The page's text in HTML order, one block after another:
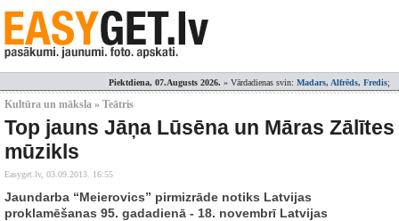
Piektdiena, 07.Augusts 2026. » Vārdadienas svin: Madars, Alfrēds, Fredis;
Kultūra un māksla » Teātris
Top jauns Jāņa Lūsēna un Māras Zālītes
mūzikls
Easyget.lv, 03.09.2013. 16:55
Jaundarba “Meierovics” pirmizrāde notiks Latvijas
proklamēšanas 95. gadadienā - 18. novembrī Latvijas